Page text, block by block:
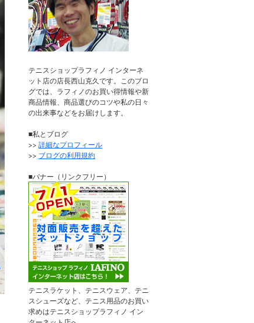
テニスショップラフィノ インターネ
ット店の店長西山克久です。このブロ
グでは、ラフィノのお買い得情報や新
商品情報、商品選びのコツや私の日々
の出来事などをお届けします。
■私とブログ
>>詳細なプロフィール
>> ブログの利用規約
■バナー（リンクフリー）
テニスラケット、テニスウェア、テニ
スシューズなど、テニス用品のお買い
求めはテニスショップラフィノ イン